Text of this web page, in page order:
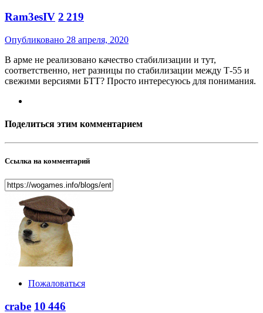
Ram3esIV 2 219
Опубликовано 28 апреля, 2020
В арме не реализовано качество стабилизации и тут,
соответственно, нет разницы по стабилизации между Т-55 и
свежими версиями БТТ? Просто интересуюсь для понимания.
Поделиться этим комментарием
Ссылка на комментарий
Пожаловаться
crabe 10 446